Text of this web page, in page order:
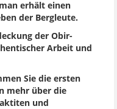
erhält einen
der Bergleute.
der Obir-
Arbeit und
Sie die ersten
mehr über die
und